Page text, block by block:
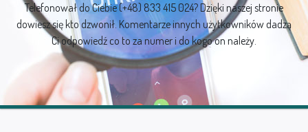
Telefonował do Ciebie(+48) 833 415 024? Dzięki naszej stronie
dowiesz się kto dzwonił. Komentarze innych użytkowników dadzą
Ci odpowiedź co to za numer i do kogo on należy.